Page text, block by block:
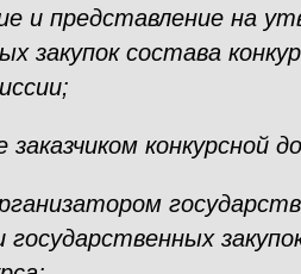
и представление на
закупок состава
конкурсной